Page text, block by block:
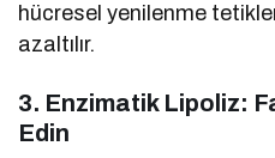
hücresel yenilenme
azaltılır.
3. Enzimatik Lipoliz:
Edin